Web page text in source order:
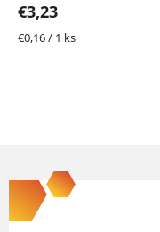
€3,23
Jednotková
€0,16 / 1 ks
á
p